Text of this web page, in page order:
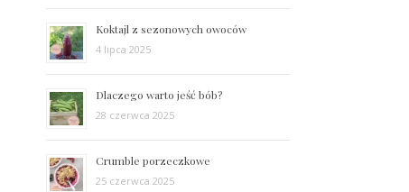
Koktajl z sezonowych owoców
4 lipca 2025
Dlaczego warto jeść bób?
28 czerwca 2025
Crumble porzeczkowe
25 czerwca 2025